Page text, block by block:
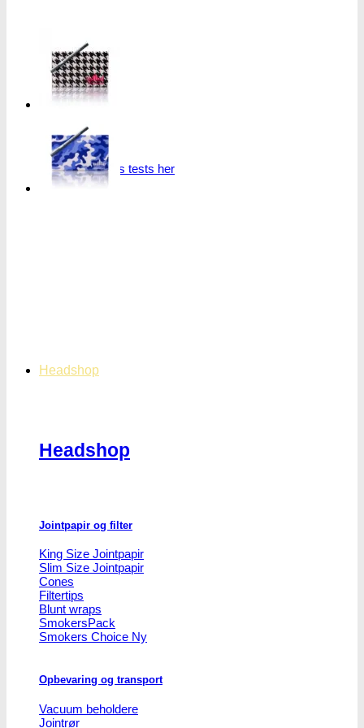
Oplev alle vores tests her
Headshop
Headshop
Jointpapir og filter
King Size Jointpapir
Slim Size Jointpapir
Cones
Filtertips
Blunt wraps
SmokersPack
Smokers Choice
Opbevaring og transport
Vacuum beholdere
Jointrør